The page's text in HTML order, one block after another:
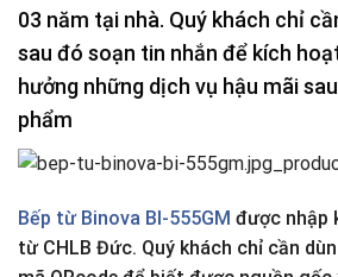
03 năm tại nhà. Quý khách chỉ
sau đó soạn tin nhắn để kích
hưởng những dịch vụ hậu mãi
phẩm
Bếp từ Binova BI-555GM được nhập
từ CHLB Đức. Quý khách chỉ cần